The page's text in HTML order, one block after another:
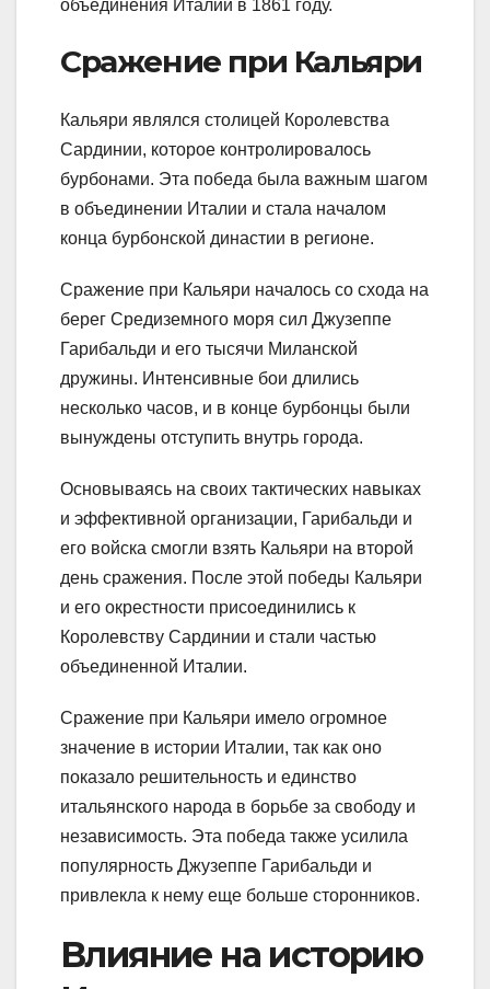
объединения Италии в 1861 году.
Сражение при Кальяри
Кальяри являлся столицей Королевства
Сардинии, которое контролировалось
бурбонами. Эта победа была важным шагом
в объединении Италии и стала началом
конца бурбонской династии в регионе.
Сражение при Кальяри началось со схода на
берег Средиземного моря сил Джузеппе
Гарибальди и его тысячи Миланской
дружины. Интенсивные бои длились
несколько часов, и в конце бурбонцы были
вынуждены отступить внутрь города.
Основываясь на своих тактических навыках
и эффективной организации, Гарибальди и
его войска смогли взять Кальяри на второй
день сражения. После этой победы Кальяри
и его окрестности присоединились к
Королевству Сардинии и стали частью
объединенной Италии.
Сражение при Кальяри имело огромное
значение в истории Италии, так как оно
показало решительность и единство
итальянского народа в борьбе за свободу и
независимость. Эта победа также усилила
популярность Джузеппе Гарибальди и
привлекла к нему еще больше сторонников.
Влияние на историю